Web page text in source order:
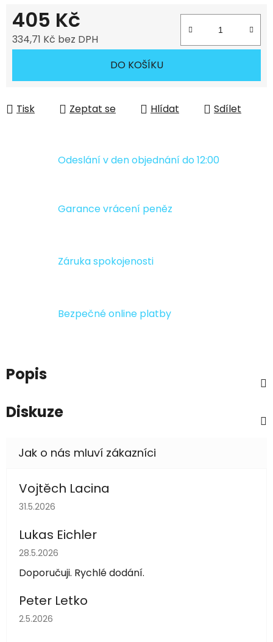
405 Kč
334,71 Kč bez DPH
DO KOŠÍKU
Tisk Zeptat se Hlídat Sdílet
Odeslání v den objednání do 12:00
Garance vrácení peněz
Záruka spokojenosti
Bezpečné online platby
Popis
Diskuze
Vojtěch Lacina
Hodnocení obchodu je 5 z 5 hvězdiček.
31.5.2026
Lukas Eichler
Hodnocení obchodu je 5 z 5 hvězdiček.
28.5.2026
Doporučuji. Rychlé dodání.
Peter Letko
Hodnocení obchodu je 5 z 5 hvězdiček.
2.5.2026